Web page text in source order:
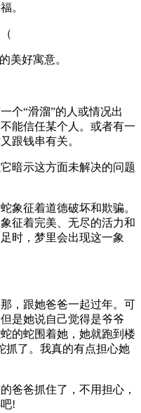
。
美好寓意。
个“滑溜”的人或情况出
能信任某个人。或者有一
跟钱串有关。
暗示这方面未解决的问题
象征着道德破坏和欺骗。
征着完美、无尽的活力和
时，梦里会出现这一象
，跟她爸爸一起过年。可
是她说自己觉得是爷爷
的蛇围着她，她就跑到楼
抓了。我真的有点担心她
爸爸抓住了，不用担心，
!